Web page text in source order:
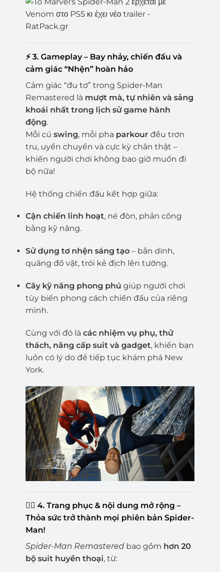
⚡3. Gameplay – Bay nhảy, chiến đấu và
cảm giác “Nhện” hoàn hảo
Cảm giác “đu tơ” trong Spider-Man
Remastered là mượt mà, tự nhiên và sảng
khoái nhất trong lịch sử game hành
động.
Mỗi cú swing, mỗi pha parkourđều trơn
tru, uyển chuyển và cực kỳ chân thật –
khiến người chơi không bao giờ muốn đi
bộ nữa!
Hệ thống chiến đấu kết hợp giữa:
Cận chiến linh hoạt, né đòn, phản công
bằng kỹ năng.
Sử dụng tơ nhện sáng tạo– bắn dính,
quăng đồ vật, trói kẻ địch lên tường.
Cây kỹ năng phong phú giúp người chơi
tùy biến phong cách chiến đấu của riêng
mình.
Cùng với đó là các nhiệm vụ phụ, thử
thách, nâng cấp suit và gadget, khiến bạn
luôn có lý do để tiếp tục khám phá New
York.
🦸‍♂️ 4. Trang phục & nội dung mở rộng –
Thỏa sức trở thành mọi phiên bản Spider-
Man!
Spider-Man Remasteredbao gồm hơn 20
bộ suit huyền thoại, từ: